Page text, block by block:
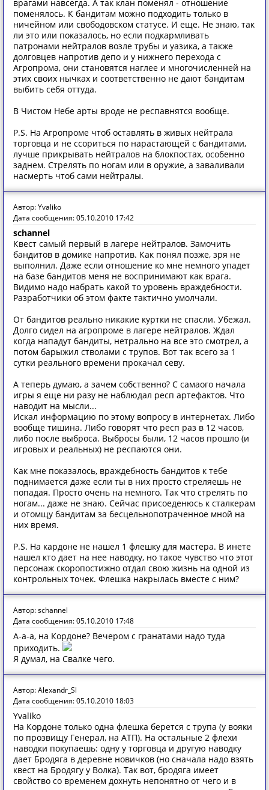
врагами навсегда. А так клан поменял - отношение
поменялось. К бандитам можно подходить только в
ничейном или свободовском статусе. И еще. Не знаю, так
ли это или показалось, но если подкармливать
патронами нейтралов возле трубы и уазика, а также
долговцев напротив депо и у нижнего перехода с
Агропрома, они становятся наглее и многочисленней на
этих своих нычках и соответственно не дают бандитам
выбить себя оттуда.
В Чистом Небе арты вроде не респавнятся вообще.
P.S. На Агропроме чтоб оставлять в живых нейтрала
торговца и не ссориться по нарастающей с бандитами,
лучше прикрывать нейтралов на блокпостах, особенно
заднем. Стрелять по ногам или в оружие, а заваливали
насмерть чтоб сами нейтралы.
Автор: Yvaliko
Дата сообщения: 05.10.2010 17:42
schannel
Квест самый первый в лагере нейтралов. Замочить
бандитов в домике напротив. Как понял позже, зря не
выполнил. Даже если отношение ко мне немного упадет
на базе бандитов меня не воспринимают как врага.
Видимо надо набрать какой то уровень враждебности.
Разработчики об этом факте тактично умолчали.
От бандитов реально никакие куртки не спасли. Убежал.
Долго сидел на агропроме в лагере нейтралов. Ждал
когда нападут бандиты, нетрально на все это смотрел, а
потом барыжил стволами с трупов. Вот так всего за 1
сутки реального времени прокачал севу.
А теперь думаю, а зачем собственно? С самаого начала
игры я еще ни разу не наблюдал респ артефактов. Что
наводит на мысли...
Искал информацию по этому вопросу в интернетах. Либо
вообще тишина. Либо говорят что респ раз в 12 часов,
либо после выброса. Выбросы были, 12 часов прошло (и
игровых и реальных) не респаются они.
Как мне показалось, враждебность бандитов к тебе
поднимается даже если ты в них просто стреляешь не
попадая. Просто очень на немного. Так что стрелять по
ногам... даже не знаю. Сейчас присоеденюсь к сталкерам
и отомщу бандитам за бесцельнопотраченное мной на
них время.
P.S. На кардоне не нашел 1 флешку для мастера. В инете
нашел кто дает на нее наводку, но такое чувство что этот
персонаж скоропостижно отдал свою жизнь на одной из
контрольных точек. Флешка накрылась вместе с ним?
Автор: schannel
Дата сообщения: 05.10.2010 17:48
А-а-а, на Кордоне? Вечером с гранатами надо туда
приходить.
Я думал, на Свалке чего.
Автор: Alexandr_Sl
Дата сообщения: 05.10.2010 18:03
Yvaliko
На Кордоне только одна флешка берется с трупа (у вояки
по прозвищу Генерал, на АТП). На остальные 2 флехи
наводки покупаешь: одну у торговца и другую наводку
дает Бродяга в деревне новичков (но сначала надо взять
квест на Бродягу у Волка). Так вот, бродяга имеет
свойство со временем дохнуть непонятно от чего и в